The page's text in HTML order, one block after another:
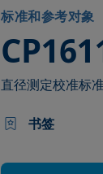
标准和参考对象
–
直径测定校准标
书签